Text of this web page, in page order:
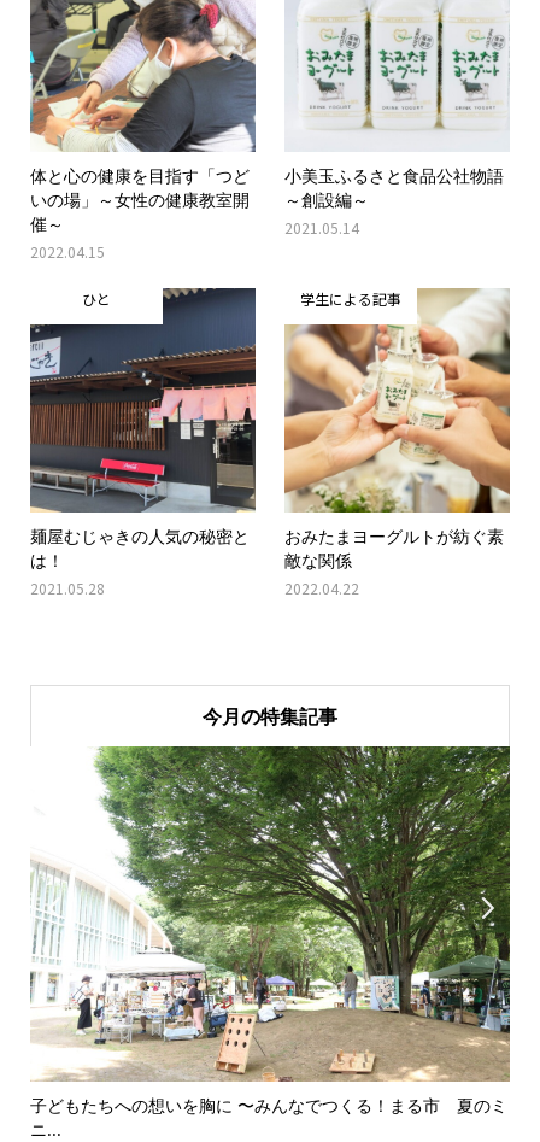
体と心の健康を目指す「つど
いの場」～女性の健康教室開
催～
2022.04.15
小美玉ふるさと食品公社物語
～創設編～
2021.05.14
ひと
麺屋むじゃきの人気の秘密と
は！
2021.05.28
学生による記事
おみたまヨーグルトが紡ぐ素
敵な関係
2022.04.22
今月の特集記事

子どもたちへの想いを胸に 〜みんなでつくる！まる市 夏のミ
ニ...
